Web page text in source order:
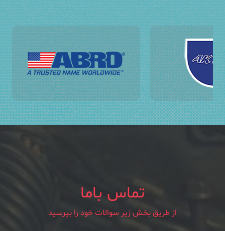
تماس باما
از طریق بخش زیر سوالات خود را بپرسید